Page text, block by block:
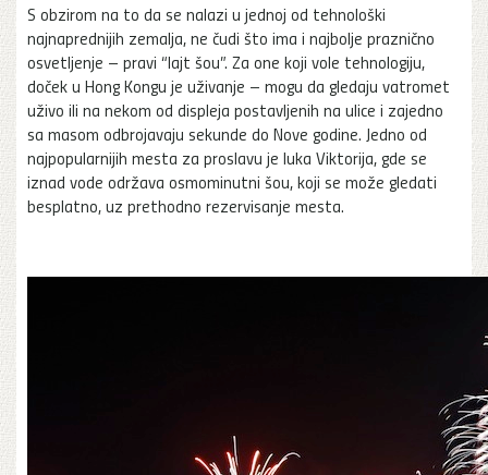
S obzirom na to da se nalazi u jednoj od tehnološki
najnaprednijih zemalja, ne čudi što ima i najbolje praznično
osvetljenje – pravi “lajt šou”. Za one koji vole tehnologiju,
doček u Hong Kongu je uživanje – mogu da gledaju vatromet
uživo ili na nekom od displeja postavljenih na ulice i zajedno
sa masom odbrojavaju sekunde do Nove godine. Jedno od
najpopularnijih mesta za proslavu je luka Viktorija, gde se
iznad vode održava osmominutni šou, koji se može gledati
besplatno, uz prethodno rezervisanje mesta.